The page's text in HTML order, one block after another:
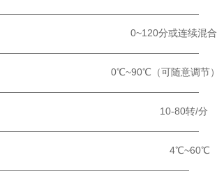
分或连续混合
（可随意调节）
80转/分
4℃~60℃